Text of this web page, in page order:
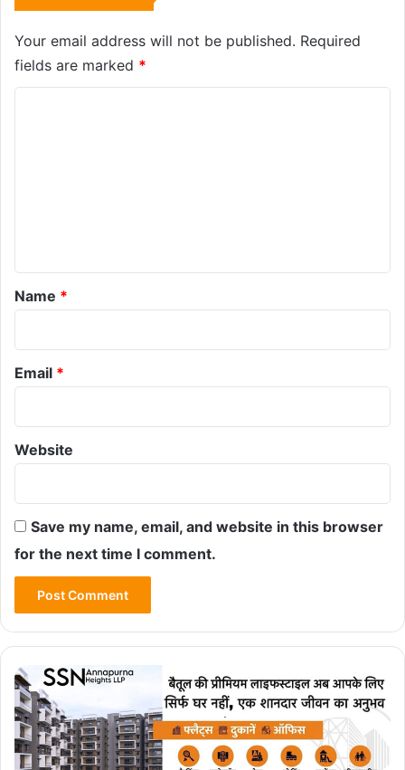
Your email address will not be published. Required
fields are marked *
*
Name *
Email *
Website
Save my name, email, and website in this browser
for the next time I comment.